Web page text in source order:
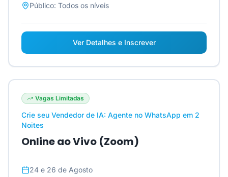
Público: Todos os níveis
Ver Detalhes e Inscrever
Vagas Limitadas
Crie seu Vendedor de IA: Agente no WhatsApp em 2
Noites
Online ao Vivo (Zoom)
24 e 26 de Agosto